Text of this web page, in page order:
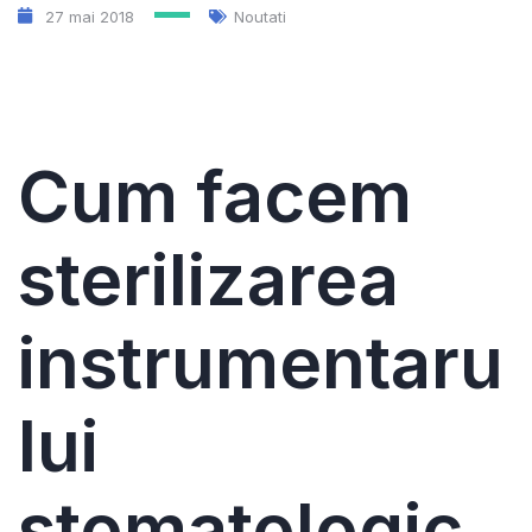
27 mai 2018 Noutati
Cum facem
sterilizarea
instrumentaru
lui